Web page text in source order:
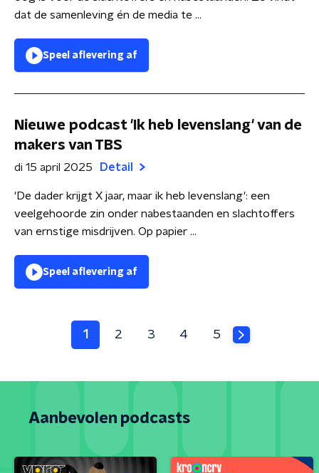
dat de samenleving én de media te ...
Speel aflevering af
Nieuwe podcast 'Ik heb levenslang' van de
makers van TBS
di 15 april 2025 Detail
'De dader krijgt X jaar, maar ik heb levenslang': een
veelgehoorde zin onder nabestaanden en slachtoffers
van ernstige misdrijven. Op papier ...
Speel aflevering af
1 2 3 4 5
Aanbevolen podcasts